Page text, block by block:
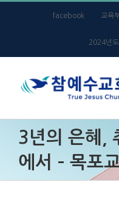
facebook 교육
2024년
3년의 은혜,
에서 – 목포